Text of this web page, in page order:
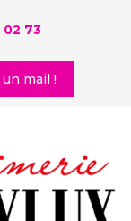
02 73
mail !